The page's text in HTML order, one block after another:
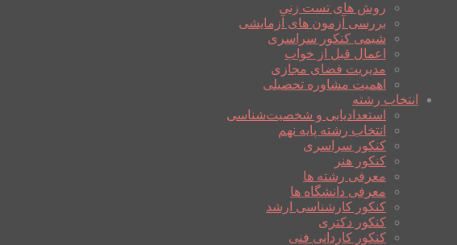
روش های تست زنی
بررسی آزمون های آزمایشی
شیمی کنکور سراسری
اعمال قبل از خواب
مدیریت فضای مجازی
اهمیت مشاوره تحصیلی
انتخاب رشته
استعدادیابی و شخصیت‌شناسی
انتخاب رشته پایه نهم
کنکور سراسری
کنکور هنر
معرفی رشته ها
معرفی دانشگاه ها
کنکور کارشناسی ارشد
کنکور دکتری
کنکور کاردانی فنی